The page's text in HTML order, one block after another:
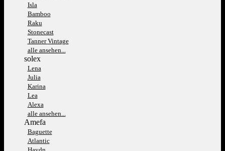
Isla
Bamboo
Raku
Stonecast
Tanner Vintage
alle ansehen...
solex
Lena
Julia
Karina
Lea
Alexa
alle ansehen...
Amefa
Baguette
Atlantic